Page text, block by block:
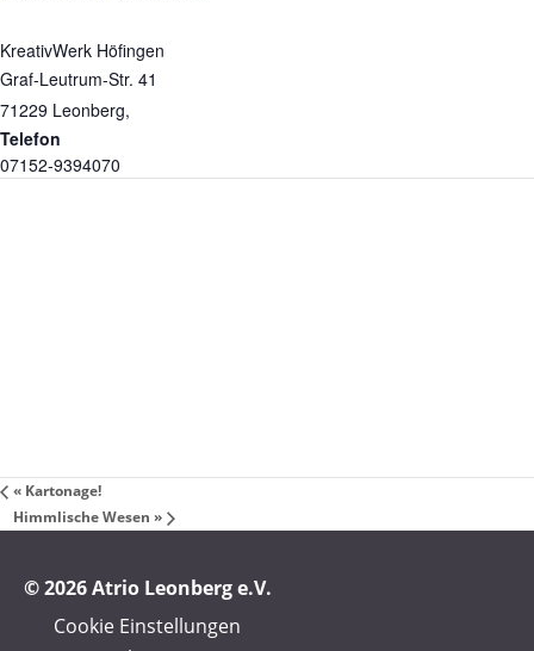
KreativWerk Höfingen
Graf-Leutrum-Str. 41
71229 Leonberg,
Telefon
07152-9394070
« Kartonage!
Himmlische Wesen »
© 2026 Atrio Leonberg e.V.
Cookie Einstellungen